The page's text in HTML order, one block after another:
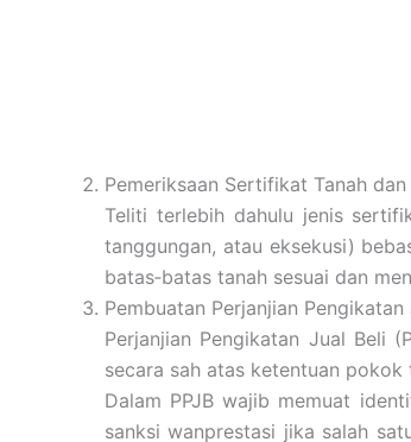
Pemeriksaan Sertifikat Tanah
Teliti terlebih dahulu jenis
tanggungan, atau eksekusi)
batas‐batas tanah sesuai dan
Pembuatan Perjanjian Pengikatan
Perjanjian Pengikatan Jual Beli
secara sah atas ketentuan pokok
Dalam PPJB wajib memuat
sanksi wanprestasi jika salah